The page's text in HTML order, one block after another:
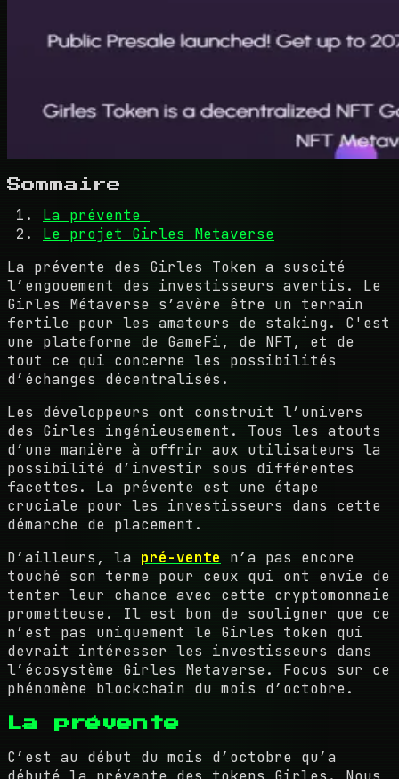
Sommaire
La prévente
Le projet Girles Metaverse
La prévente des Girles Token a suscité
l’engouement des investisseurs avertis. Le
Girles Métaverse s’avère être un terrain
fertile pour les amateurs de staking. C'est
une plateforme de GameFi, de NFT, et de
tout ce qui concerne les possibilités
d’échanges décentralisés.
Les développeurs ont construit l’univers
des Girles ingénieusement. Tous les atouts
d’une manière à offrir aux utilisateurs la
possibilité d’investir sous différentes
facettes. La prévente est une étape
cruciale pour les investisseurs dans cette
démarche de placement.
D’ailleurs, la pré-vente
n’a pas encore
touché son terme pour ceux qui ont envie de
tenter leur chance avec cette cryptomonnaie
prometteuse. Il est bon de souligner que ce
n’est pas uniquement le Girles token qui
devrait intéresser les investisseurs dans
l’écosystème Girles Metaverse. Focus sur ce
phénomène blockchain du mois d’octobre.
La prévente
C’est au début du mois d’octobre qu’a